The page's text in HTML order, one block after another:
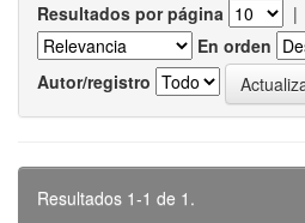
Resultados por página |
En orden
Autor/registro
Resultados 1-1 de 1.